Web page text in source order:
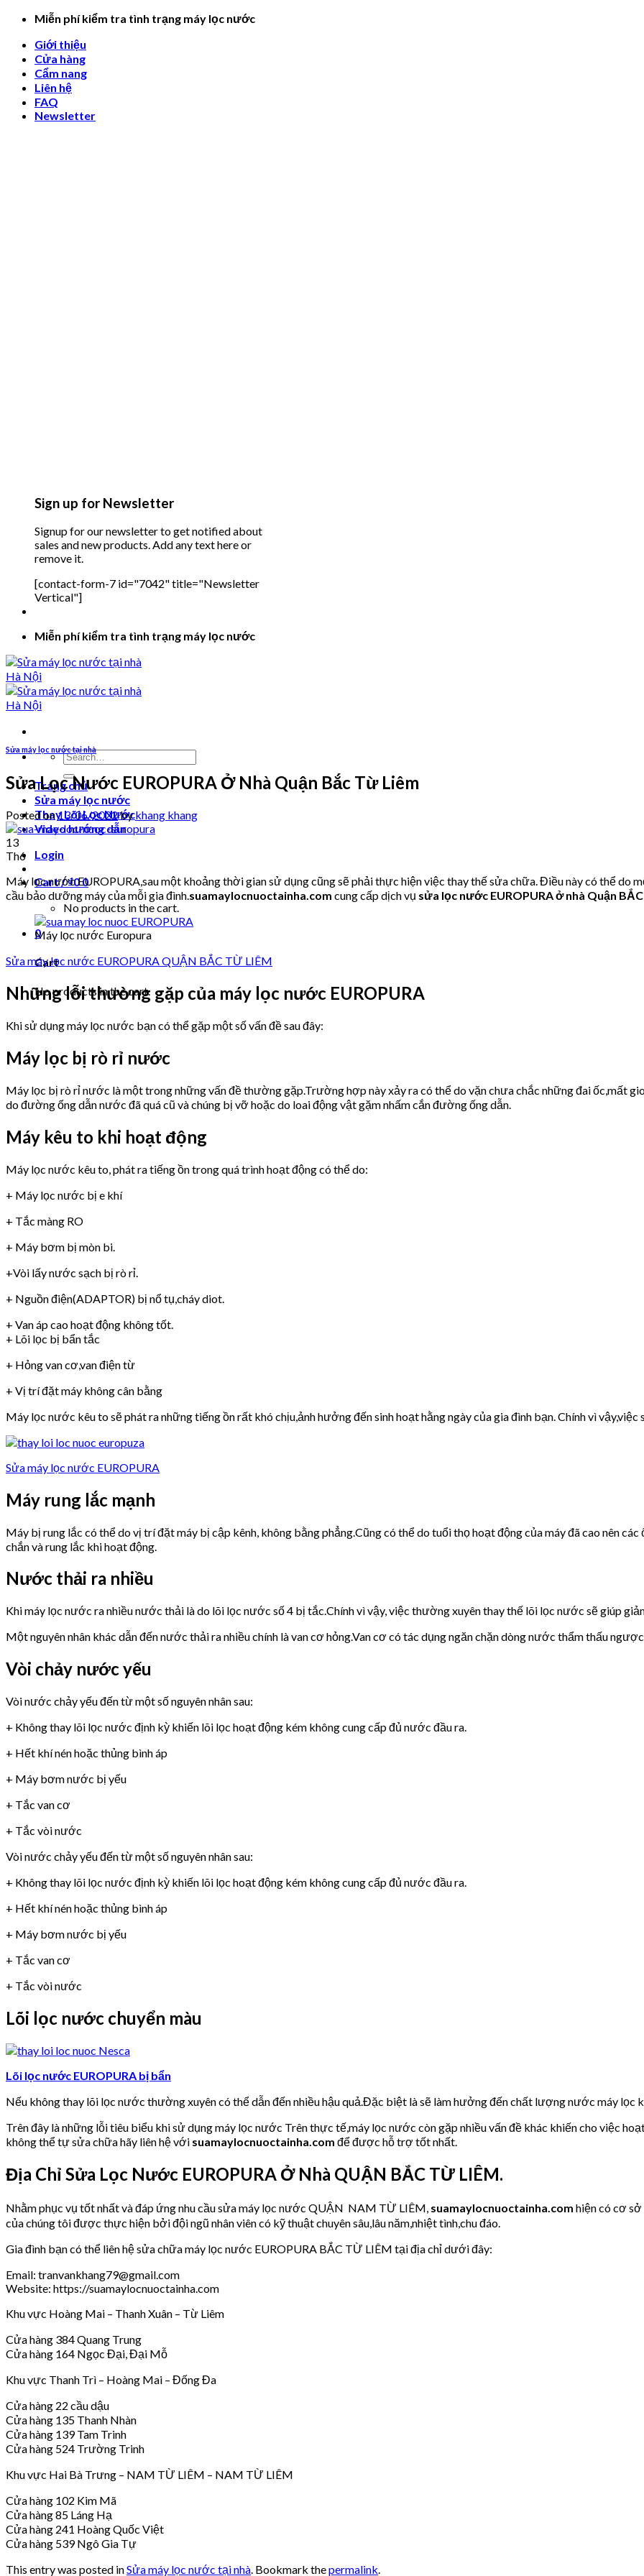
Skip
content
Miễn phí kiểm tra tình trạng máy lọc nước
Giới thiệu
Cửa hàng
Cẩm nang
Liên hệ
FAQ
Newsletter
Sign up for Newsletter
Signup for our newsletter to get notified about
sales and new products. Add any text here or
remove it.
[contact-form-7 id="7042" title="Newsletter
Vertical"]
Miễn phí kiểm tra tình trạng máy lọc nước
Search
for:
Trang chủ
Sửa máy lọc nước
Thay Lõi Lọc Nước
Video hướng dẫn
Login
Cart /₫00
No products in the cart.
0
Cart
No products in the cart.
Sửa máy lọc nước tại nhà
Sửa Lọc Nước EUROPURA Ở Nhà Quận Bắc Từ Liêm
Posted on13/06/2022bykhang khang
13
Th6
Máy lọc nước EUROPURA,sau một khoảng thời gian sử dụng cũng sẽ phải thực hiện việc thay thế sửa chữa. Điều này có thể do
cầu bảo dưỡng máy của mỗi gia đình.suamaylocnuoctainha.com cung cấp dịch vụ sửa lọc nước EUROPURA ở nhà Quận
Máy lọc nước Europura
Sửa máy lọc nước EUROPURA QUẬN BẮC TỪ LIÊM
Những lỗi thường gặp của máy lọc nước EUROPURA
Khi sử dụng máy lọc nước bạn có thể gặp một số vấn đề sau đây:
Máy lọc bị rò rỉ nước
Máy lọc bị rò rỉ nước là một trong những vấn đề thường gặp.Trường hợp này xảy ra có thể do vặn chưa chắc những đai ốc,mất
do đường ống dẫn nước đã quá cũ và chúng bị vỡ hoặc do loai động vật gặm nhấm cắn đường ống dẫn.
Máy kêu to khi hoạt động
Máy lọc nước kêu to, phát ra tiếng ồn trong quá trình hoạt động có thể do:
+ Máy lọc nước bị e khí
+ Tắc màng RO
+ Máy bơm bị mòn bi.
+Vòi lấy nước sạch bị rò rỉ.
+ Nguồn điện(ADAPTOR) bị nổ tụ,cháy diot.
+ Van áp cao hoạt động không tốt.
+ Lõi lọc bị bẩn tắc
+ Hỏng van cơ,van điện từ
+ Vị trí đặt máy không cân bằng
Máy lọc nước kêu to sẽ phát ra những tiếng ồn rất khó chịu,ảnh hưởng đến sinh hoạt hằng ngày của gia đình bạn. Chính vì
Sửa máy lọc nước EUROPURA
Máy rung lắc mạnh
Máy bị rung lắc có thể do vị trí đặt máy bị cập kênh, không bằng phẳng.Cũng có thể do tuổi thọ hoạt động của máy đã cao nên
chắn và rung lắc khi hoạt động.
Nước thải ra nhiều
Khi máy lọc nước ra nhiều nước thải là do lõi lọc nước số 4 bị tắc.Chính vì vậy, việc thường xuyên thay thế lõi lọc nước sẽ giúp
Một nguyên nhân khác dẫn đến nước thải ra nhiều chính là van cơ hỏng.Van cơ có tác dụng ngăn chặn dòng nước thẩm thấu
Vòi chảy nước yếu
Vòi nước chảy yếu đến từ một số nguyên nhân sau:
+ Không thay lõi lọc nước định kỳ khiến lõi lọc hoạt động kém không cung cấp đủ nước đầu ra.
+ Hết khí nén hoặc thủng bình áp
+ Máy bơm nước bị yếu
+ Tắc van cơ
+ Tắc vòi nước
Vòi nước chảy yếu đến từ một số nguyên nhân sau:
+ Không thay lõi lọc nước định kỳ khiến lõi lọc hoạt động kém không cung cấp đủ nước đầu ra.
+ Hết khí nén hoặc thủng bình áp
+ Máy bơm nước bị yếu
+ Tắc van cơ
+ Tắc vòi nước
Lõi lọc nước chuyển màu
Lõi lọc nước EUROPURA bị bẩn
Nếu không thay lõi lọc nước thường xuyên có thể dẫn đến nhiều hậu quả.Đặc biệt là sẽ làm hưởng đến chất lượng nước máy lọc
Trên đây là những lỗi tiêu biểu khi sử dụng máy lọc nước Trên thực tế,máy lọc nước còn gặp nhiều vấn đề khác khiến cho việc
không thể tự sửa chữa hãy liên hệ với suamaylocnuoctainha.com để được hỗ trợ tốt nhất.
Địa Chỉ Sửa Lọc Nước EUROPURA Ở Nhà QUẬN BẮC TỪ LIÊM.
Nhằm phục vụ tốt nhất và đáp ứng nhu cầu sửa máy lọc nước QUẬN NAM TỪ LIÊM, suamaylocnuoctainha.com hiện có cơ
của chúng tôi được thực hiện bởi đội ngũ nhân viên có kỹ thuật chuyên sâu,lâu năm,nhiệt tình,chu đáo.
Gia đình bạn có thể liên hệ sửa chữa máy lọc nước EUROPURA BẮC TỪ LIÊM tại địa chỉ dưới đây:
Email: tranvankhang79@gmail.com
Website: https://suamaylocnuoctainha.com
Khu vực Hoàng Mai – Thanh Xuân – Từ Liêm
Cửa hàng 384 Quang Trung
Cửa hàng 164 Ngọc Đại, Đại Mỗ
Khu vực Thanh Trì – Hoàng Mai – Đống Đa
Cửa hàng 22 cầu dậu
Cửa hàng 135 Thanh Nhàn
Cửa hàng 139 Tam Trinh
Cửa hàng 524 Trường Trinh
Khu vực Hai Bà Trưng – NAM TỪ LIÊM – NAM TỪ LIÊM
Cửa hàng 102 Kim Mã
Cửa hàng 85 Láng Hạ
Cửa hàng 241 Hoàng Quốc Việt
Cửa hàng 539 Ngô Gia Tự
This entry was posted inSửa máy lọc nước tại nhà . Bookmark thepermalink